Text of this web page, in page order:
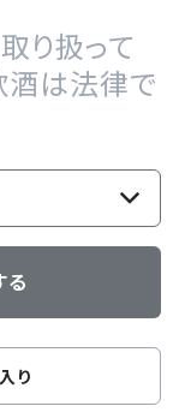
り扱って
酒は法律で
る
り